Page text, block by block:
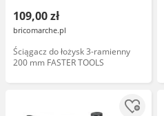
109,00 zł
bricomarche.pl
Ściągacz do łożysk 3-ramienny
200 mm FASTER TOOLS